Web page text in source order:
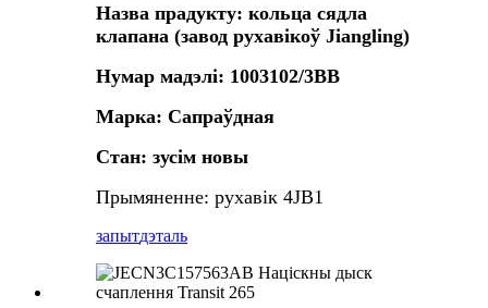
Назва прадукту: кольца сядла
клапана (завод рухавікоў Jiangling)
Нумар мадэлі: 1003102/3BB
Марка: Сапраўдная
Стан: зусім новы
Прымяненне: рухавік 4JB1
запытдэталь